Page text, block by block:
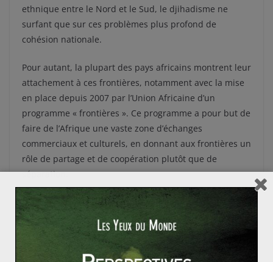
ethnique entre le Nord et le Sud, le djihadisme ne
surfant que sur ces problèmes plus profond de
cohésion nationale.
Pour autant, la plupart des pays africains montrent leur
attachement à ces frontières, notamment avec la mise
en place depuis 2007 par l’Union Africaine d’un
programme « frontières ». Ce programme a pour but de
faire de l’Afrique une vaste zone d’échanges
commerciaux et culturels, en donnant aux frontières un
rôle de partage et de coopération plutôt que de
séparation.
Mais paradoxalement, pour bien intégrer, il faut
commencer par bien séparer les États. Or la plupart
des frontières sont mal bornées et mal gardées en
Afrique. Cette absence de démarcation est synonyme